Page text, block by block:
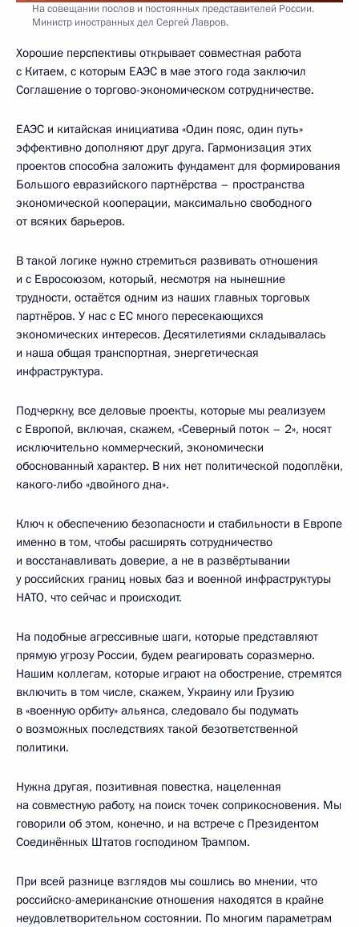
На совещании послов и постоянных представителей России.
Министр иностранных дел Сергей Лавров.
Хорошие перспективы открывает совместная работа
с Китаем, с которым ЕАЭС в мае этого года заключил
Соглашение о торгово-экономическом сотрудничестве.
ЕАЭС и китайская инициатива «Один пояс, один путь»
эффективно дополняют друг друга. Гармонизация этих
проектов способна заложить фундамент для формирования
Большого евразийского партнёрства – пространства
экономической кооперации, максимально свободного
от всяких барьеров.
В такой логике нужно стремиться развивать отношения
и с Евросоюзом, который, несмотря на нынешние
трудности, остаётся одним из наших главных торговых
партнёров. У нас с ЕС много пересекающихся
экономических интересов. Десятилетиями складывалась
и наша общая транспортная, энергетическая
инфраструктура.
Подчеркну, все деловые проекты, которые мы реализуем
с Европой, включая, скажем, «Северный поток – 2», носят
исключительно коммерческий, экономически
обоснованный характер. В них нет политической подоплёки,
какого-либо «двойного дна».
Ключ к обеспечению безопасности и стабильности в Европе
именно в том, чтобы расширять сотрудничество
и восстанавливать доверие, а не в развёртывании
у российских границ новых баз и военной инфраструктуры
НАТО, что сейчас и происходит.
На подобные агрессивные шаги, которые представляют
прямую угрозу России, будем реагировать соразмерно.
Нашим коллегам, которые играют на обострение, стремятся
включить в том числе, скажем, Украину или Грузию
в «военную орбиту» альянса, следовало бы подумать
о возможных последствиях такой безответственной
политики.
Нужна другая, позитивная повестка, нацеленная
на совместную работу, на поиск точек соприкосновения. Мы
говорили об этом, конечно, и на встрече с Президентом
Соединённых Штатов господином Трампом.
При всей разнице взглядов мы сошлись во мнении, что
российско-американские отношения находятся в крайне
неудовлетворительном состоянии. По многим параметрам